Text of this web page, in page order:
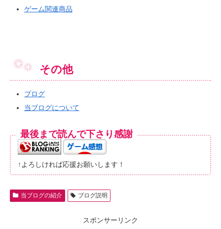
ゲーム関連商品
その他
ブログ
当ブログについて
最後まで読んで下さり感謝
↑よろしければ応援お願いします！
当ブログの紹介 ブログ説明
スポンサーリンク